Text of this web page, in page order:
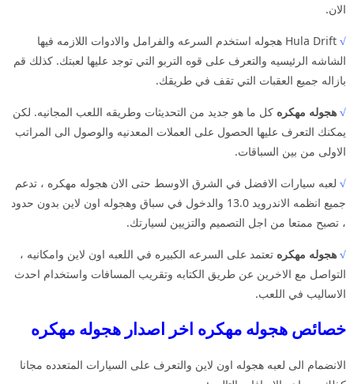
الان.
√
Hula Drift هجوله استخدم السرعه والفرامل والادوات اللازمه فيها
الشاشه الرئيسيه والتعرف على قوه التربو التي توجد عليها لعبتك. كذلك قم
بازاله جميع العقبات التي تقف في طريقك.
√ هجوله مهكره كل ما هو جديد من التحديثات وطريقه اللعب المجانيه. لكن
يمكنك التعرف عليها الحصول على العملات المعدنيه والوصول الى المراتب
الاولى من بين السباقات.
√ لعبه سيارات الافضل في الشرق الاوسط حتى الان هجوله مهكره ، تدعم
جميع انظمه الاندرويد 13.0 والدخول في سباق وهجوله اون لاين بدون حدود
، تصبح ممتعا من اجل التصميم والتزيين لسيارتك.
√ هجوله مهكره تعتمد على السرعه الكبيره في اللعبه اون لاين وامكانيه ،
التواصل مع الاخرين عن طريق الكتابه وتقريب المسافات واستخدام احدث
الاساليب في اللعب.
خصائص هجوله مهكره اخر اصدار هجوله مهكره
الانضمام الى لعبه هجوله اون لاين والتعرف على السيارات المتعدده مجانا